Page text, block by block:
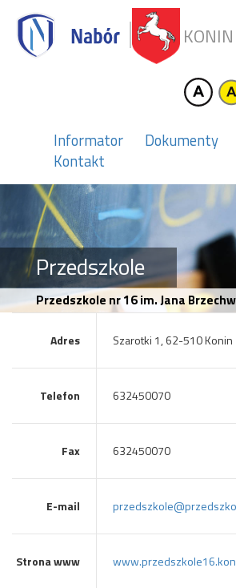
KONIN
Informator Dokumenty
Kontakt
Przedszkole
Przedszkole nr 16 im. Jana
Adres Szarotki 1, 62-510 Konin
Telefon 632450070
Fax 632450070
E-mail
Strona www